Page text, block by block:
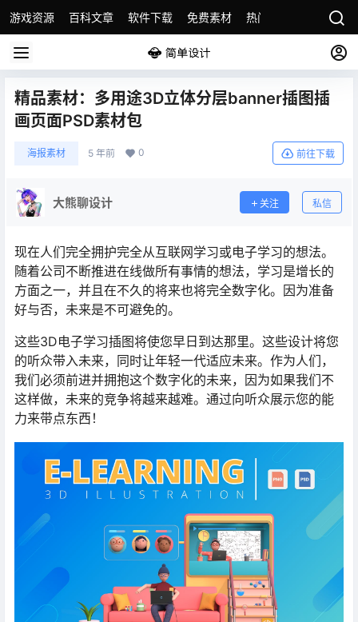
游戏资源 百科文章 软件下载 免费素材 热门素材分类 版权
精品素材：多用途3D立体分层banner插图插
画页面PSD素材包
海报素材 5 年前 0 前往下载
大熊聊设计 关注 私信
现在人们完全拥护完全从互联网学习或电子学习的想法。
随着公司不断推进在线做所有事情的想法，学习是增长的
方面之一，并且在不久的将来也将完全数字化。因为准备
好与否，未来是不可避免的。
这些3D电子学习插图将使您早日到达那里。这些设计将您
的听众带入未来，同时让年轻一代适应未来。作为人们，
我们必须前进并拥抱这个数字化的未来，因为如果我们不
这样做，未来的竞争将越来越难。通过向听众展示您的能
力来带点东西！